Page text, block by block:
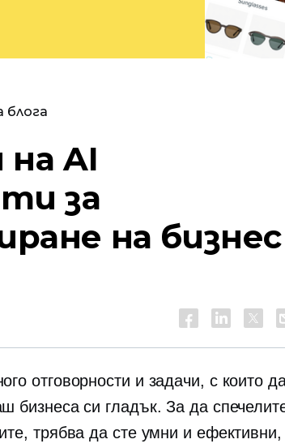
блога
на AI
за
на бизнес
отговорности и задачи, с които
бизнеса си гладък. За да
трябва да сте умни и ефективни,